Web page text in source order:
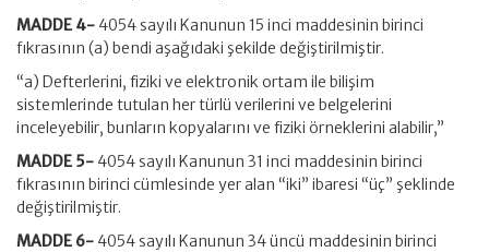
MADDE 4- 4054 sayılı Kanunun 15 inci maddesinin birinci
fıkrasının (a) bendi aşağıdaki şekilde değiştirilmiştir.
“a) Defterlerini, fiziki ve elektronik ortam ile bilişim
sistemlerinde tutulan her türlü verilerini ve belgelerini
inceleyebilir, bunların kopyalarını ve fiziki örneklerini alabilir,”
MADDE 5- 4054 sayılı Kanunun 31 inci maddesinin birinci
fıkrasının birinci cümlesinde yer alan “iki” ibaresi “üç” şeklinde
değiştirilmiştir.
MADDE 6- 4054 sayılı Kanunun 34 üncü maddesinin birinci